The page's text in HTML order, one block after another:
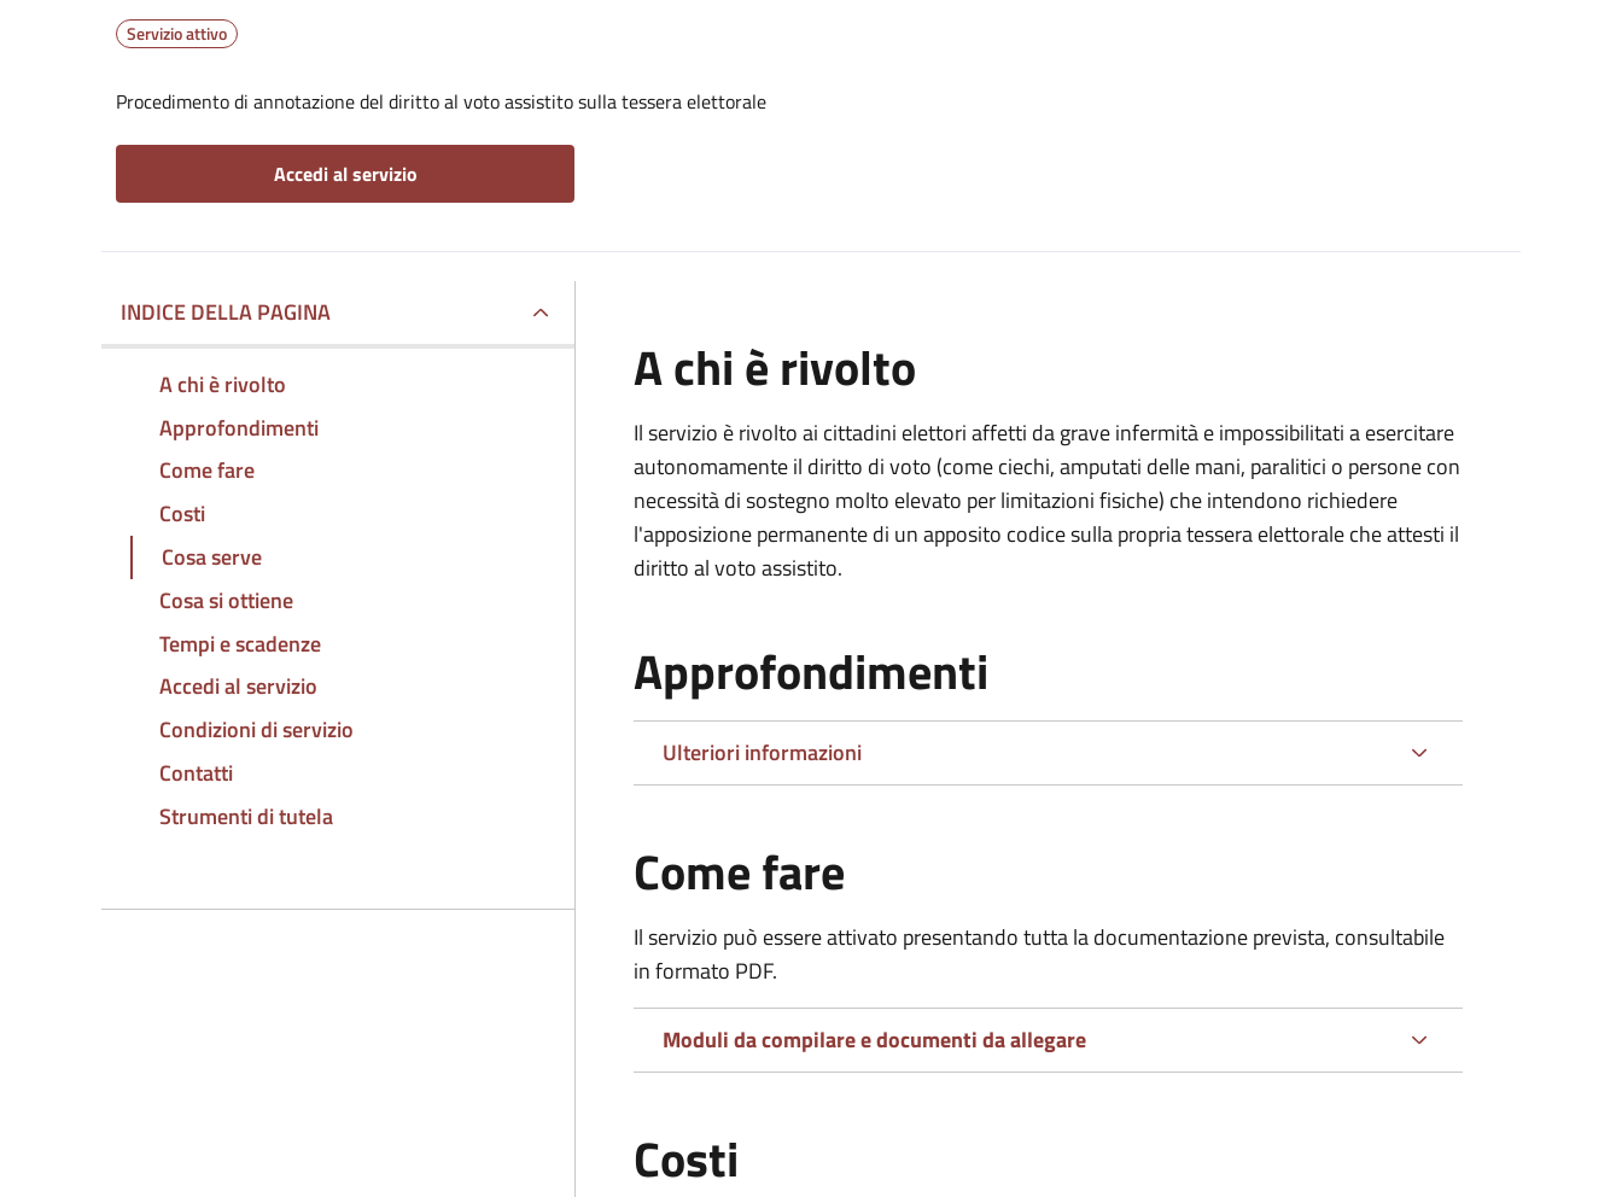
Servizio attivo
Procedimento di annotazione del diritto al voto assistito sulla tessera elettorale
Accedi al servizio
INDICE DELLA PAGINA
A chi è rivolto
Approfondimenti
Come fare
Costi
Cosa serve
Cosa si ottiene
Tempi e scadenze
Accedi al servizio
Condizioni di servizio
Contatti
Strumenti di tutela
A chi è rivolto
Il servizio è rivolto ai cittadini elettori affetti da grave infermità e impossibilitati a esercitare
autonomamente il diritto di voto (come ciechi, amputati delle mani, paralitici o persone con
necessità di sostegno molto elevato per limitazioni fisiche) che intendono richiedere
l'apposizione permanente di un apposito codice sulla propria tessera elettorale che attesti il
diritto al voto assistito.
Approfondimenti
Ulteriori informazioni
Come fare
Il servizio può essere attivato presentando tutta la documentazione prevista, consultabile
in formato PDF.
Moduli da compilare e documenti da allegare
Costi